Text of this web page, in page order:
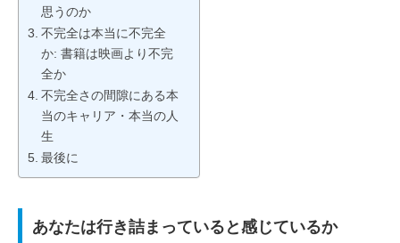
思うのか
不完全は本当に不完全
か: 書籍は映画より不完
全か
不完全さの間隙にある本
当のキャリア・本当の人
生
最後に
あなたは行き詰まっていると感じているか